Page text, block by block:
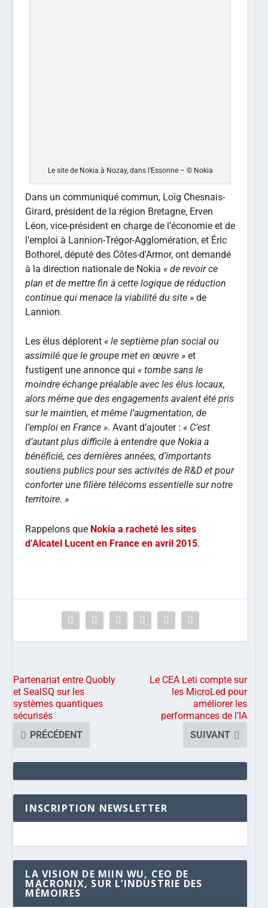
Le site de Nokia à Nozay, dans l’Essonne – © Nokia
Dans un communiqué commun, Loïg Chesnais-
Girard, président de la région Bretagne, Erven
Léon, vice-président en charge de l’économie et de
l’emploi à Lannion-Trégor-Agglomération, et Éric
Bothorel, député des Côtes-d’Armor, ont demandé
à la direction nationale de Nokia« de revoir ce
plan et de mettre fin à cette logique de réduction
continue qui menace la viabilité du site » de
Lannion.
Les élus déplorent« le septième plan social ou
assimilé que le groupe met en œuvre » et
fustigent une annonce qui« tombe sans le
moindre échange préalable avec les élus locaux,
alors même que des engagements avaient été pris
sur le maintien, et même l’augmentation, de
l’emploi en France ». Avant d’ajouter :« C’est
d’autant plus difficile à entendre que Nokia a
bénéficié, ces dernières années, d’importants
soutiens publics pour ses activités de R&D et pour
conforter une filière télécoms essentielle sur notre
territoire. »
Rappelons que Nokia a racheté les sites
d’Alcatel Lucent en France en avril 2015.
Partenariat entre Quobly
et SealSQ sur les
systèmes quantiques
sécurisés
PRÉCÉDENT
Le CEA Leti compte sur
les MicroLed pour
améliorer les
performances de l’IA
SUIVANT
INSCRIPTION NEWSLETTER
LA VISION DE MIIN WU, CEO DE
MACRONIX, SUR L’INDUSTRIE DES
MÉMOIRES